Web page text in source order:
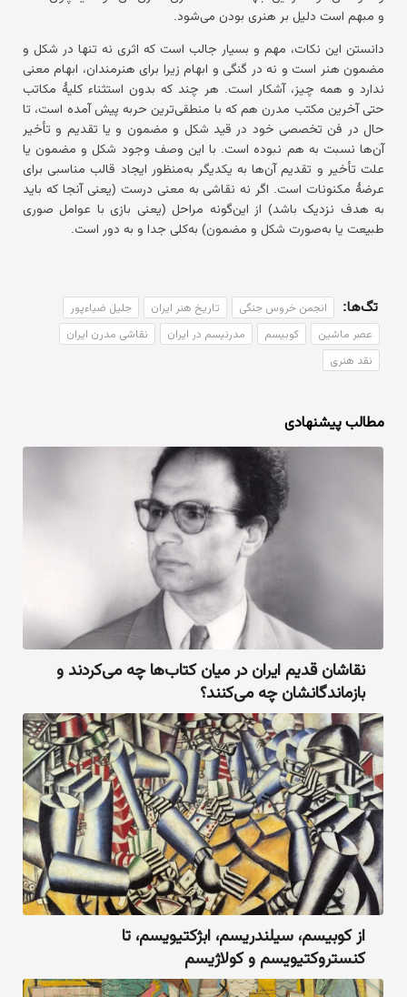
و مبهم است دلیل بر هنری بودن می‌شود.
دانستن این نکات، مهم و بسیار جالب است که اثری نه تنها در شکل و
مضمون هنر است و نه در گنگی و ابهام زیرا برای هنرمندان، ابهام معنی
ندارد و همه چیز، آشکار است. هر چند که بدون استثناء کلیهٔ مکاتب
حتی آخرین مکتب مدرن هم که با منطقی‌ترین حربه پیش آمده است، تا
حال در فن تخصصی خود در قید شکل و مضمون و یا تقدیم و تأخیر
آن‌ها نسبت به هم نبوده است. با این وصف وجود شکل و مضمون یا
علت تأخیر و تقدیم آن‌ها به یکدیگر به‌منظور ایجاد قالب مناسبی برای
عرضهٔ مکنونات است. اگر نه نقاشی به معنی درست (یعنی آنجا که باید
به هدف نزدیک باشد) از این‌گونه مراحل (یعنی بازی با عوامل صوری
طبیعت یا به‌صورت شکل و مضمون) به‌کلی جدا و به دور است.
تگ‌ها: انجمن خروس جنگی تاریخ هنر ایران جلیل ضیاءپور
عصر ماشین کوبیسم مدرنیسم در ایران نقاشی مدرن ایران
نقد هنری
مطالب پیشنهادی
نقاشان قدیم ایران در میان کتاب‌ها چه می‌کردند و
بازماندگانشان چه می‌کنند؟
از کوبیسم، سیلندریسم، ابژکتیویسم، تا
کنستروکتیویسم و کولاژیسم